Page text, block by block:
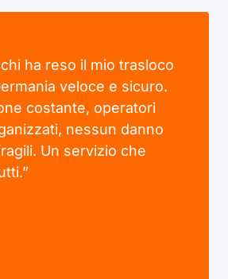
ha reso il mio trasloco
veloce e sicuro.
costante, operatori
nessun danno
Un servizio che